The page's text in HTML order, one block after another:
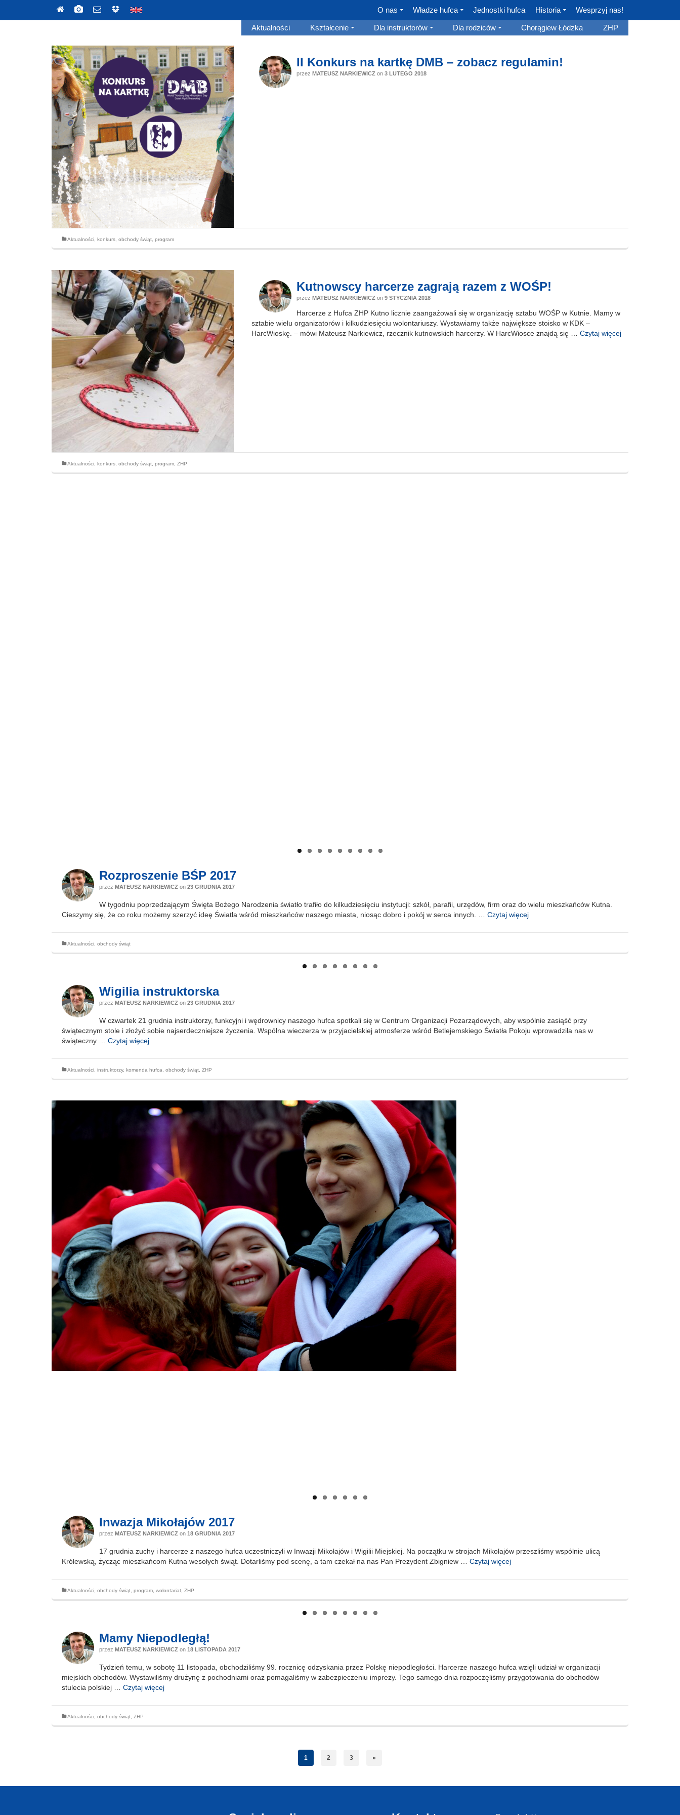
O nas Władze hufca Jednostki hufca Historia Wesprzyj nas!
Aktualności Kształcenie Dla instruktorów Dla rodziców Chorągiew Łódzka ZHP
II Konkurs na kartkę DMB – zobacz regulamin!
przez MATEUSZ NARKIEWICZ on 3 LUTEGO 2018
Aktualności konkurs obchody świąt program
Kutnowscy harcerze zagrają razem z WOŚP!
przez MATEUSZ NARKIEWICZ on 9 STYCZNIA 2018
Harcerze z Hufca ZHP Kutno licznie zaangażowali się w organizację sztabu WOŚP w Kutnie. Mamy w
sztabie wielu organizatorów i kilkudziesięciu wolontariuszy. Wystawiamy także największe stoisko w KDK –
HarcWioskę. – mówi Mateusz Narkiewicz, rzecznik kutnowskich harcerzy. W HarcWiosce znajdą się … Czytaj więcej
Aktualności konkurs obchody świąt program ZHP
Rozproszenie BŚP 2017
przez MATEUSZ NARKIEWICZ on 23 GRUDNIA 2017
W tygodniu poprzedzającym Święta Bożego Narodzenia światło trafiło do kilkudziesięciu instytucji: szkół, parafii, urzędów, firm oraz do wielu mieszkańców Kutna.
Cieszymy się, że co roku możemy szerzyć ideę Światła wśród mieszkańców naszego miasta, niosąc dobro i pokój w serca innych. … Czytaj więcej
Aktualności obchody świąt
Wigilia instruktorska
przez MATEUSZ NARKIEWICZ on 23 GRUDNIA 2017
W czwartek 21 grudnia instruktorzy, funkcyjni i wędrownicy naszego hufca spotkali się w Centrum Organizacji Pozarządowych, aby wspólnie zasiąść przy
świątecznym stole i złożyć sobie najserdeczniejsze życzenia. Wspólna wieczerza w przyjacielskiej atmosferze wśród Betlejemskiego Światła Pokoju wprowadziła nas w
świąteczny … Czytaj więcej
Aktualności instruktorzy, komenda hufca obchody świąt ZHP
Inwazja Mikołajów 2017
przez MATEUSZ NARKIEWICZ on 18 GRUDNIA 2017
17 grudnia zuchy i harcerze z naszego hufca uczestniczyli w Inwazji Mikołajów i Wigilii Miejskiej. Na początku w strojach Mikołajów przeszliśmy wspólnie ulicą
Królewską, życząc mieszkańcom Kutna wesołych świąt. Dotarliśmy pod scenę, a tam czekał na nas Pan Prezydent Zbigniew … Czytaj więcej
Aktualności obchody świąt program wolontariat ZHP
Mamy Niepodległą!
przez MATEUSZ NARKIEWICZ on 18 LISTOPADA 2017
Tydzień temu, w sobotę 11 listopada, obchodziliśmy 99. rocznicę odzyskania przez Polskę niepodległości. Harcerze naszego hufca wzięli udział w organizacji
miejskich obchodów. Wystawiliśmy drużynę z pochodniami oraz pomagaliśmy w zabezpieczeniu imprezy. Tego samego dnia rozpoczęliśmy przygotowania do obchodów
stulecia polskiej … Czytaj więcej
Aktualności obchody świąt ZHP
1 2 3 »